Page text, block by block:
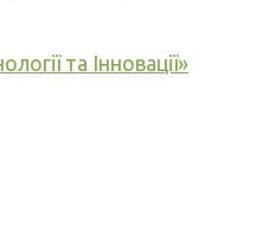
та Інновації»